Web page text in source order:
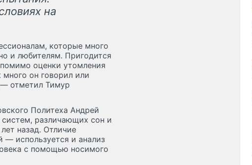
на
которые много
и любителям. Пригодится
оценки утомления
он говорил или
— отметил Тимур
Политеха Андрей
систем, различающих сон и
назад. Отличие
— используется и анализ
с помощью носимого